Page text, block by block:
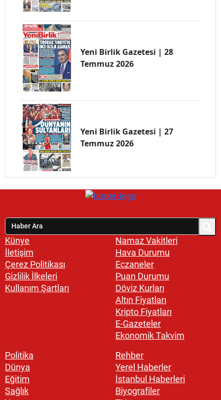
Yeni Birlik Gazetesi | 28
Temmuz 2026
Yeni Birlik Gazetesi | 27
Temmuz 2026
Künye
İletişim
Çerez Politikası
Gizlilik İlkeleri
Kullanım Şartları
Namaz Vakitleri
Hava Durumu
Eczaneler
Puan Durumu
Döviz Kurları
Altın Fiyatları
Kripto Fiyatları
E-Gazeteler
Ekonomik Takvim
Politika
Dünya
Eğitim
Sağlık
Rehber
Yerel Haberler
İstanbul Haberleri
Biyografiler